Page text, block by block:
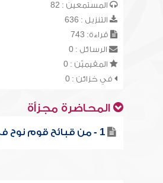
المستمعين : 82
التنزيل : 636
قراءة: 743
الرسائل : 0
المقيميّن : 0
في خزائن : 0
المحاضرة مجزأة
1 - من قبائح قوم نوح في الأقوال والأفعال